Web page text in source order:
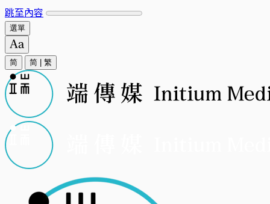
跳至內容
選單
简 简 繁